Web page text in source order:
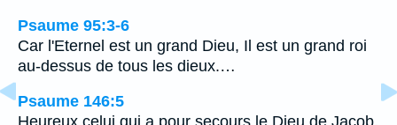
Psaume 95:3-6
Car l'Eternel est un grand Dieu, Il est un grand roi
au-dessus de tous les dieux.…
Psaume 146:5